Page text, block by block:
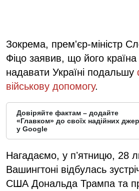
Зокрема, прем'єр-міністр
Фіцо заявив, що його
надавати Україні подальшу
військову допомогу.
Довіряйте фактам – додайте
«Главком» до своїх надійних
у Google
Нагадаємо, у пʼятницю, 28
Вашингтоні відбулась
США Дональда Трампа та